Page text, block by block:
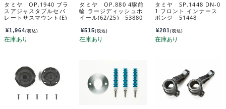
タミヤ OP.1940 ブラ
スアジャスタブルセパ
レートサスマウント(E)
¥1,964(税込)
タミヤ OP.880 4駆前
輪 ラージディッシュホ
イール(62/25) 53880
¥515(税込)
タミヤ SP.1448 DN-0
1 フロント インナース
ポンジ 51448
¥281(税込)